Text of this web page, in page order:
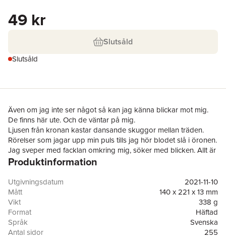
49 kr
Slutsåld
Slutsåld
Även om jag inte ser något så kan jag känna blickar mot mig.
De finns här ute. Och de väntar på mig.
Ljusen från kronan kastar dansande skuggor mellan träden.
Rörelser som jagar upp min puls tills jag hör blodet slå i öronen.
Jag sveper med facklan omkring mig, söker med blicken. Allt är
lugnt och tyst, som i en grav.
Med 25 spännande noveller.
Produktinformation
Utgivningsdatum
2021-11-10
Mått
140 x 221 x 13 mm
Vikt
338 g
Format
Häftad
Språk
Svenska
Antal sidor
255